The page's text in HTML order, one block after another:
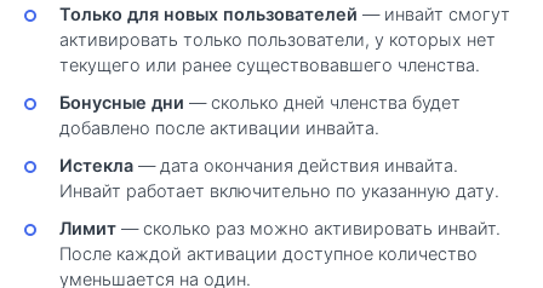
Только для новых пользователей — инвайт смогут
активировать только пользователи, у которых нет
текущего или ранее существовавшего членства.
Бонусные дни — сколько дней членства будет
добавлено после активации инвайта.
Истекла— дата окончания действия инвайта.
Инвайт работает включительно по указанную дату.
Лимит— сколько раз можно активировать инвайт.
После каждой активации доступное количество
уменьшается на один.